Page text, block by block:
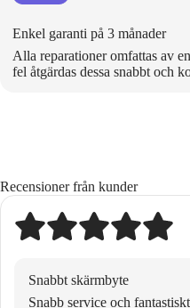
Enkel garanti på 3 månader
Alla reparationer omfattas av
fel åtgärdas dessa snabbt och
Recensioner från kunder
Snabbt skärmbyte
Snabb service och